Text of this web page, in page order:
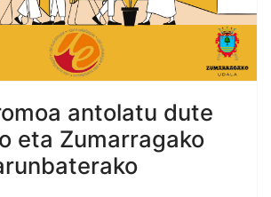
antolatu dute
eta Zumarragako